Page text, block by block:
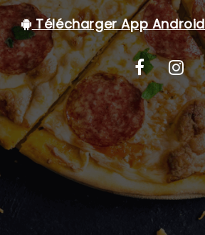
Télécharger App Android